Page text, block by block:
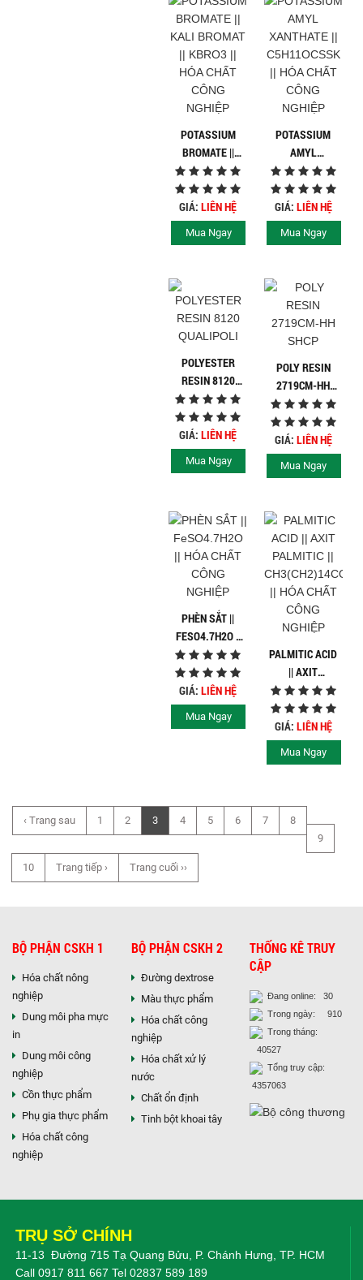
POTASSIUM
BROMATE ||
KALI BROMAT ||
KBRO3 || HÓA
CHẤT CÔNG
NGHIỆP
GIÁ:LIÊN HỆ
Mua Ngay
POTASSIUM
AMYL
XANTHATE ||
C5H11OCSSK ||
HÓA CHẤT CÔNG
NGHIỆP
GIÁ: LIÊN HỆ
Mua Ngay
POLYESTER
RESIN 8120
QUALIPOLI
GIÁ:LIÊN HỆ
Mua Ngay
POLY RESIN
2719CM-HH
SHCP
GIÁ: LIÊN HỆ
Mua Ngay
PHÈN SẮT ||
FESO4.7H2O ||
HÓA CHẤT CÔNG
NGHIỆP
GIÁ:LIÊN HỆ
Mua Ngay
PALMITIC ACID
|| AXIT
PALMITIC ||
CH3(CH2)14COOH
|| HÓA CHẤT
CÔNG NGHIỆP
GIÁ: LIÊN HỆ
Mua Ngay
‹ Trang sau 1 2 3 4 5 6 7
8
9
10 Trang tiếp › Trang cuối ››
BỘ PHẬN CSKH 1
Hóa chất nông
nghiệp
Dung môi pha mực
in
Dung môi công
nghiệp
Cồn thực phẩm
Phụ gia thực phẩm
Hóa chất công
nghiệp
BỘ PHẬN CSKH 2
Đường dextrose
Màu thực phẩm
Hóa chất công
nghiệp
Hóa chất xử lý
nước
Chất ổn định
Tinh bột khoai tây
THỐNG KÊ TRUY
CẬP
Đang online: 30
Trong ngày: 910
Trong tháng:
40527
Tổng truy cập:
4357063
TRỤ SỞ CHÍNH
11-13 Đường 715 Tạ Quang Bửu, P. Chánh Hưng, TP. HCM
Call 0917 811 667 Tel 02837 589 189